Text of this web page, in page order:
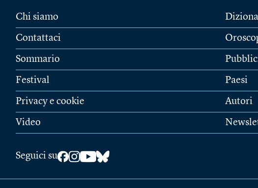
Chi siamo
Contattaci
Sommario
Festival
Privacy e cookie
Video
Paesi
Autori
Seguici su